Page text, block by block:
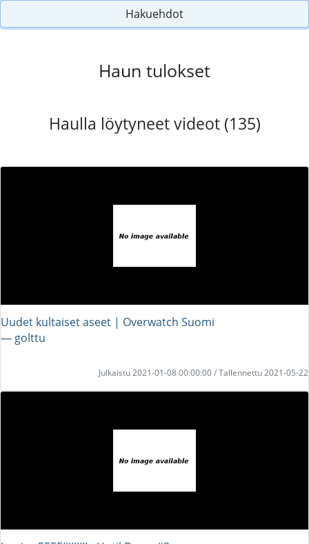
Hakuehdot
Haun tulokset
Haulla löytyneet videot (135)
Uudet kultaiset aseet | Overwatch Suomi
― golttu
Julkaistu 2021-01-08 00:00:00 / Tallennettu 2021-05-22